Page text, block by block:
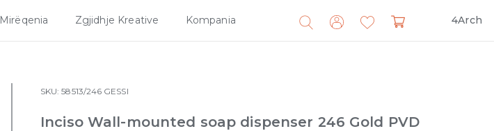
Mirëqenia Zgjidhje Kreative Kompania 4Arch
Search
for:
SKU:58513/246 GESSI
Inciso Wall-mounted soap dispenser 246 Gold PVD